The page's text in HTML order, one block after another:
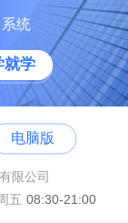
统
就学
电脑版
限公司
五 08:30-21:00